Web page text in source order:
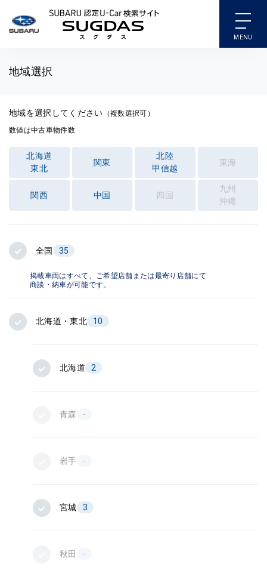
SUBARU 認定U-Car検索
地域選択
地域を選択してください （複数選択可）
数値は中古車物件数
北海道
東北
関東
北陸
甲信越
東海
関西 中国 四国
九州
沖縄
全国 35
掲載車両はすべて、ご希望店舗または最寄り店舗にて
商談・納車が可能です。
北海道・東北 10
北海道 2
青森 -
岩手 -
宮城 3
秋田 -